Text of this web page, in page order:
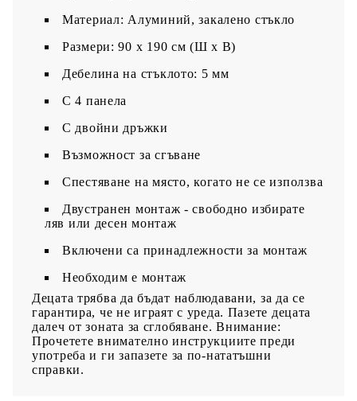
Материал: Алуминий, закалено стъкло
Размери: 90 x 190 см (Ш x В)
Дебелина на стъклото: 5 мм
С 4 панела
С двойни дръжки
Възможност за сгъване
Спестяване на място, когато не се използва
Двустранен монтаж - свободно избирате
ляв или десен монтаж
Включени са принадлежности за монтаж
Необходим е монтаж
Децата трябва да бъдат наблюдавани, за да се
гарантира, че не играят с уреда. Пазете децата
далеч от зоната за сглобяване. Внимание:
Прочетете внимателно инструкциите преди
употреба и ги запазете за по-нататъшни
справки.